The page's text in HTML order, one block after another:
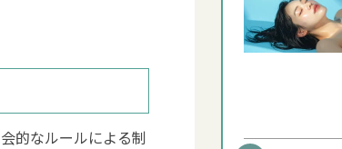
的なルールによる制